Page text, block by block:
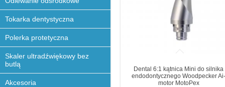
Tokarka dentystyczna
Polerka protetyczna
Skaler ultradźwiękowy bez
butlą
Akcesoria
Dental 6:1 kątnica Mini do silnika
endodontycznego Woodpecker Ai-
motor MotoPex